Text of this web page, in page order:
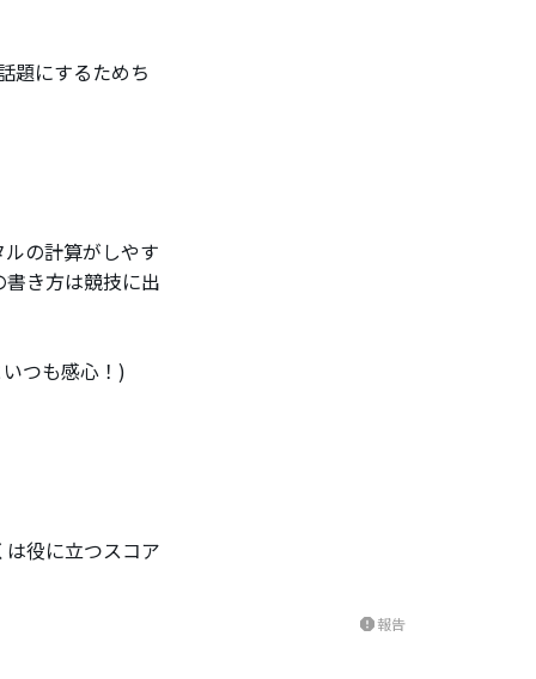
題にするためち
の計算がしやす
き方は競技に出
つも感心！)
は役に立つスコア
report報告